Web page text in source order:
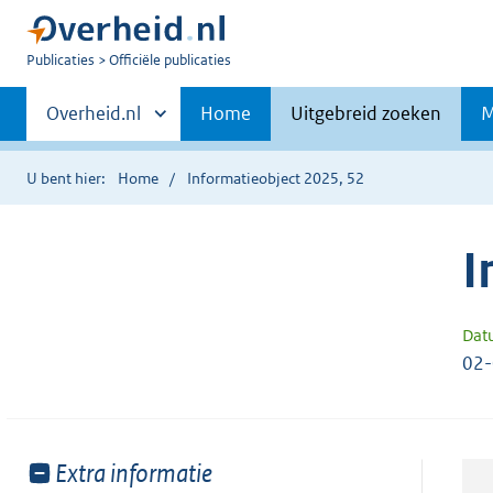
U
Publicaties Officiële publicaties
Primaire
navigatie
Andere
sites
binnen
Overheid.nl Home Uitgebreid zoeken
U bent hier: Home Informatieobject 2025, 52
Toon
Extra informatie